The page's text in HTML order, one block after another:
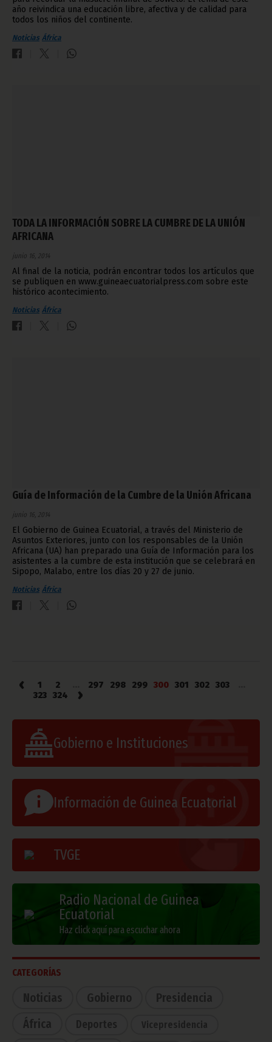
año reivindica una educación libre, afectiva y de calidad para
todos los niños del continente.
Noticias África
TODA LA INFORMACIÓN SOBRE LA CUMBRE DE LA UNIÓN
AFRICANA
junio 16, 2014
Al final de la noticia, podrán encontrar todos los artículos que
se publiquen en www.guineaecuatorialpress.com sobre este
histórico acontecimiento.
Noticias África
Guía de Información de la Cumbre de la Unión Africana
junio 16, 2014
El Gobierno de Guinea Ecuatorial, a través del Ministerio de
Asuntos Exteriores, junto con los responsables de la Unión
Africana (UA) han preparado una Guía de Información para los
asistentes a la cumbre de esta institución que se celebrará en
Sipopo, Malabo, entre los días 20 y 27 de junio.
Noticias África
‹ 1 2 297 298 299 300 301 302 303
323 324 ›
Gobierno e Instituciones
Información de Guinea Ecuatorial
TVGE
Radio Nacional de Guinea
Ecuatorial
Haz click aquí para escuchar ahora
CATEGORÍAS
Noticias Gobierno
Presidencia
África
Deportes Vicepresidencia